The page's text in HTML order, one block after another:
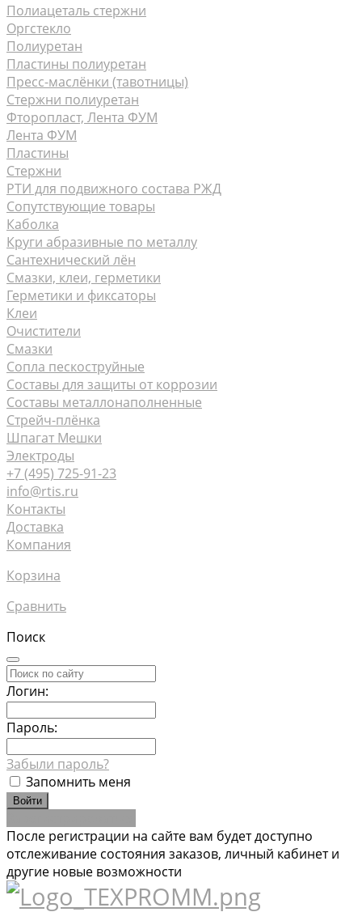
Полиацеталь стержни
Оргстекло
Полиуретан
Пластины полиуретан
Пресс-маслёнки (тавотницы)
Стержни полиуретан
Фторопласт, Лента ФУМ
Лента ФУМ
Пластины
Стержни
РТИ для подвижного состава РЖД
Сопутствующие товары
Каболка
Круги абразивные по металлу
Сантехнический лён
Смазки, клеи, герметики
Герметики и фиксаторы
Клеи
Очистители
Смазки
Сопла пескоструйные
Составы для защиты от коррозии
Составы металлонаполненные
Стрейч-плёнка
Шпагат Мешки
Электроды
+7 (495) 725-91-23
info@rtis.ru
Контакты
Доставка
Компания
Корзина
Сравнить
Поиск
Логин:
Пароль:
Забыли пароль?
Запомнить меня
После регистрации на сайте вам будет доступно
отслеживание состояния заказов, личный кабинет и
другие новые возможности